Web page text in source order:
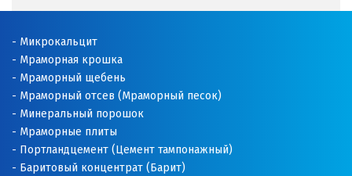
Микрокальцит
Мраморная крошка
Мраморный щебень
Мраморный отсев (Мраморный песок)
Минеральный порошок
Мраморные плиты
Портландцемент (Цемент тампонажный)
Баритовый концентрат (Барит)